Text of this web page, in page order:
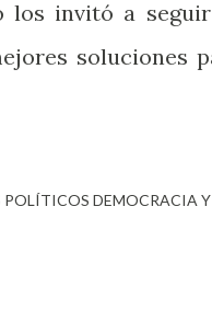
los invitó a
soluciones
POLÍTICOS DEMOCRACIA Y